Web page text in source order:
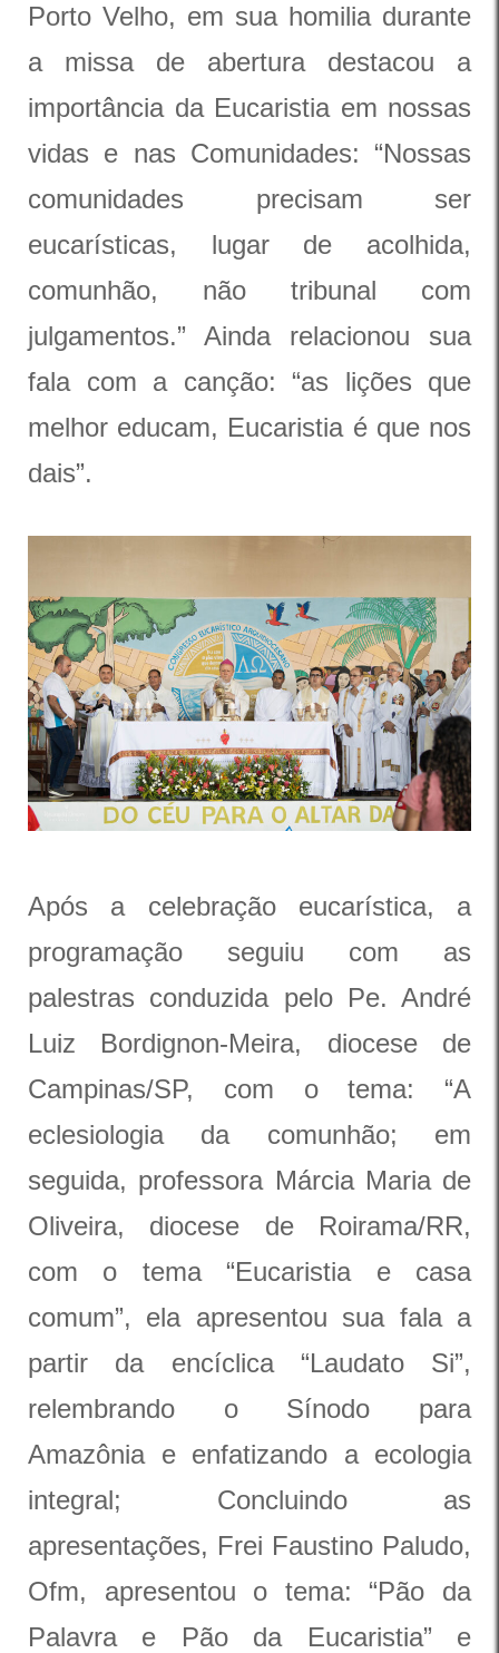
Porto Velho, em sua homilia durante
a missa de abertura destacou a
importância da Eucaristia em nossas
vidas e nas Comunidades: “Nossas
comunidades precisam ser
eucarísticas, lugar de acolhida,
comunhão, não tribunal com
julgamentos.” Ainda relacionou sua
fala com a canção: “as lições que
melhor educam, Eucaristia é que nos
dais”.
Após a celebração eucarística, a
programação seguiu com as
palestras conduzida pelo Pe. André
Luiz Bordignon-Meira, diocese de
Campinas/SP, com o tema: “A
eclesiologia da comunhão; em
seguida, professora Márcia Maria de
Oliveira, diocese de Roirama/RR,
com o tema “Eucaristia e casa
comum”, ela apresentou sua fala a
partir da encíclica “Laudato Si”,
relembrando o Sínodo para
Amazônia e enfatizando a ecologia
integral; Concluindo as
apresentações, Frei Faustino Paludo,
Ofm, apresentou o tema: “Pão da
Palavra e Pão da Eucaristia” e